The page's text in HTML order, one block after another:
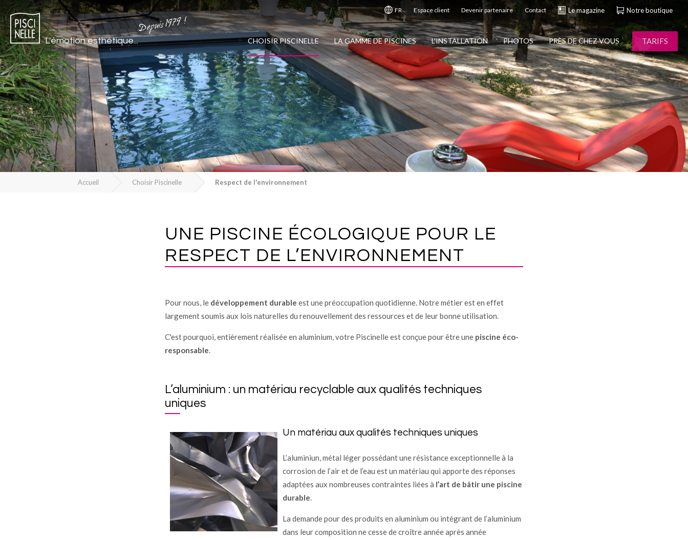
FR Espace client Devenir partenaire Contact Le magazine Notre boutique
L'émotion esthétique...
Depuis 1979 !
TARIFS
CHOISIR PISCINELLE LA GAMME DE PISCINES L'INSTALLATION PHOTOS PRÈS DE CHEZ VOUS
Accueil Choisir Piscinelle Respect de l'environnement
UNE PISCINE ÉCOLOGIQUE POUR LE
RESPECT DE L’ENVIRONNEMENT
Pour nous, le développement durable est une préoccupation quotidienne. Notre métier est en effet
largement soumis aux lois naturelles du renouvellement des ressources et de leur bonne utilisation.
C'est pourquoi, entièrement réalisée en aluminium, votre Piscinelle est conçue pour être une piscine éco-
responsable.
L’aluminium : un matériau recyclable aux qualités techniques
uniques
Un matériau aux qualités techniques uniques
L’aluminiun, métal léger possédant une résistance exceptionnelle à la
corrosion de l’air et de l’eau est un matériau qui apporte des réponses
adaptées aux nombreuses contraintes liées à l’art de bâtir une piscine
durable.
La demande pour des produits en aluminium ou intégrant de l’aluminium
dans leur composition ne cesse de croître année après année